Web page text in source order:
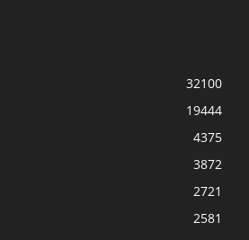
32100
19444
4375
3872
2721
2581